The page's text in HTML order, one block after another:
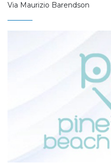
Via Maurizio Barendson